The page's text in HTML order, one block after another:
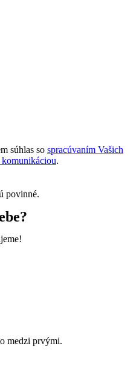
súhlas so spracúvaním Vašich
.
povinné.
medzi prvými.